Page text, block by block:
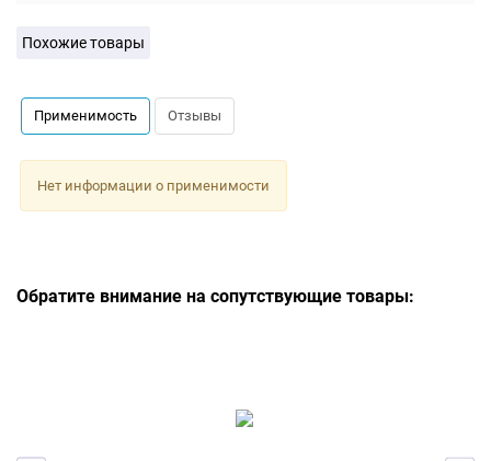
Похожие товары
Применимость Отзывы
Нет информации о применимости
Обратите внимание на сопутствующие товары: